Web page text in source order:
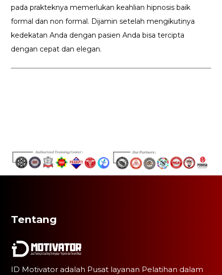
pada prakteknya memerlukan keahlian hipnosis baik
formal dan non formal. Dijamin setelah mengikutinya
kedekatan Anda dengan pasien Anda bisa tercipta
dengan cepat dan elegan.
Tentang
ID Motivator adalah Pusat layanan Pelatihan dalam